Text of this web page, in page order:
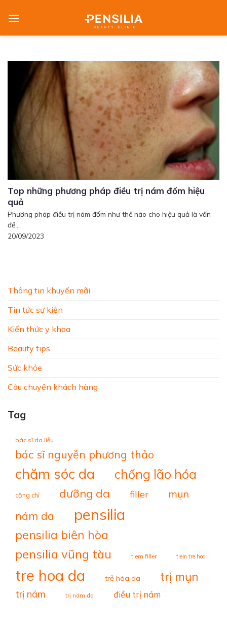
Thông tin khuyến mãi
Tin tức sự kiện
Kiến thức y khoa
Beauty tips
Sức khỏe
Câu chuyện khách hàng
Tag
bác sĩ da liễu
bác sĩ nguyễn phương thảo
chăm sóc da chống lão hóa
căng chỉ dưỡng da filler mụn
nám da pensilia
pensilia biên hòa
pensilia vũng tàu tiem filler tiem tre hoa
tre hoa da trẻ hóa da trị mụn
trị nám trị nám da điều trị nám
Top những phương pháp điều trị nám đốm hiệu
quả
Phương pháp điều trị nám đốm như thế nào cho hiệu quả là vấn
đề...
20/09/2023